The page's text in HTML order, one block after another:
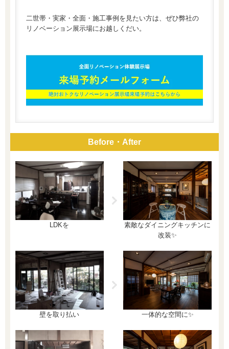
二世帯・実家・全面・施工事例を見たい方は、ぜひ弊社の
リノベーション展示場にお越しくだい。
Before・After
LDKを
素敵なダイニングキッチンに
改装✨
壁を取り払い 一体的な空間に✨